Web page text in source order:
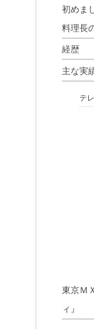
初めま
料理長
経歴
主な実
テ
東京Ｍ
ィ』